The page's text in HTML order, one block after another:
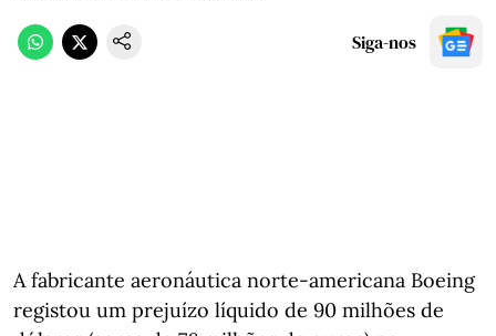
Siga-nos
A fabricante aeronáutica norte-americana Boeing
registou um prejuízo líquido de 90 milhões de